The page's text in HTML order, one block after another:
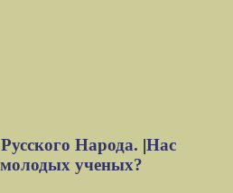
Народа. |Нас
ученых?